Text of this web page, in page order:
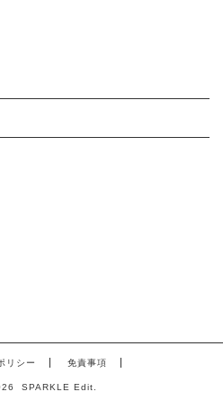
リシー 免責事項
SPARKLE Edit.